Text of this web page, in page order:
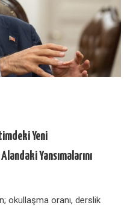
Yeni
Yansımalarını
okullaşma oranı, derslik